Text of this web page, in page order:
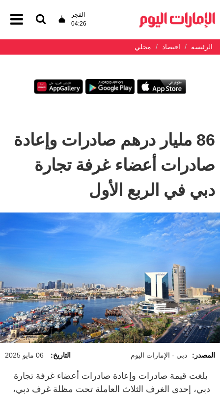
الفجر
04:26
الرئيسة اقتصاد محلي
86 مليار درهم صادرات وإعادة
صادرات أعضاء غرفة تجارة
دبي في الربع الأول
المصدر: دبي - الإمارات اليوم التاريخ: 06 مايو 2025
بلغت قيمة صادرات وإعادة صادرات أعضاء غرفة تجارة
دبي، إحدى الغرف الثلاث العاملة تحت مظلة غرف دبي،